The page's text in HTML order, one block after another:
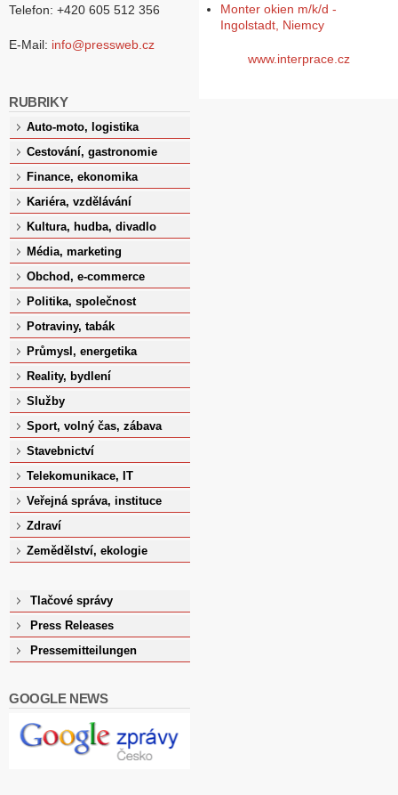
Telefon: +420 605 512 356
E-Mail: info@pressweb.cz
RUBRIKY
Auto-moto, logistika
Cestování, gastronomie
Finance, ekonomika
Kariéra, vzdělávání
Kultura, hudba, divadlo
Média, marketing
Obchod, e-commerce
Politika, společnost
Potraviny, tabák
Průmysl, energetika
Reality, bydlení
Služby
Sport, volný čas, zábava
Stavebnictví
Telekomunikace, IT
Veřejná správa, instituce
Zdraví
Zemědělství, ekologie
Tlačové správy
Press Releases
Pressemitteilungen
GOOGLE NEWS
Monter okien m/k/d -
Ingolstadt, Niemcy
www.interprace.cz